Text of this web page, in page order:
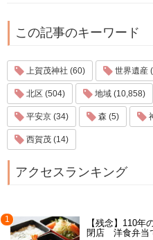
この記事のキーワード
上賀茂神社 (60) 世界遺産
北区 (504) 地域 (10,858)
平安京 (34) 森 (5)
西賀茂 (14)
アクセスランキング
1
【残念】110
閉店 洋食弁当